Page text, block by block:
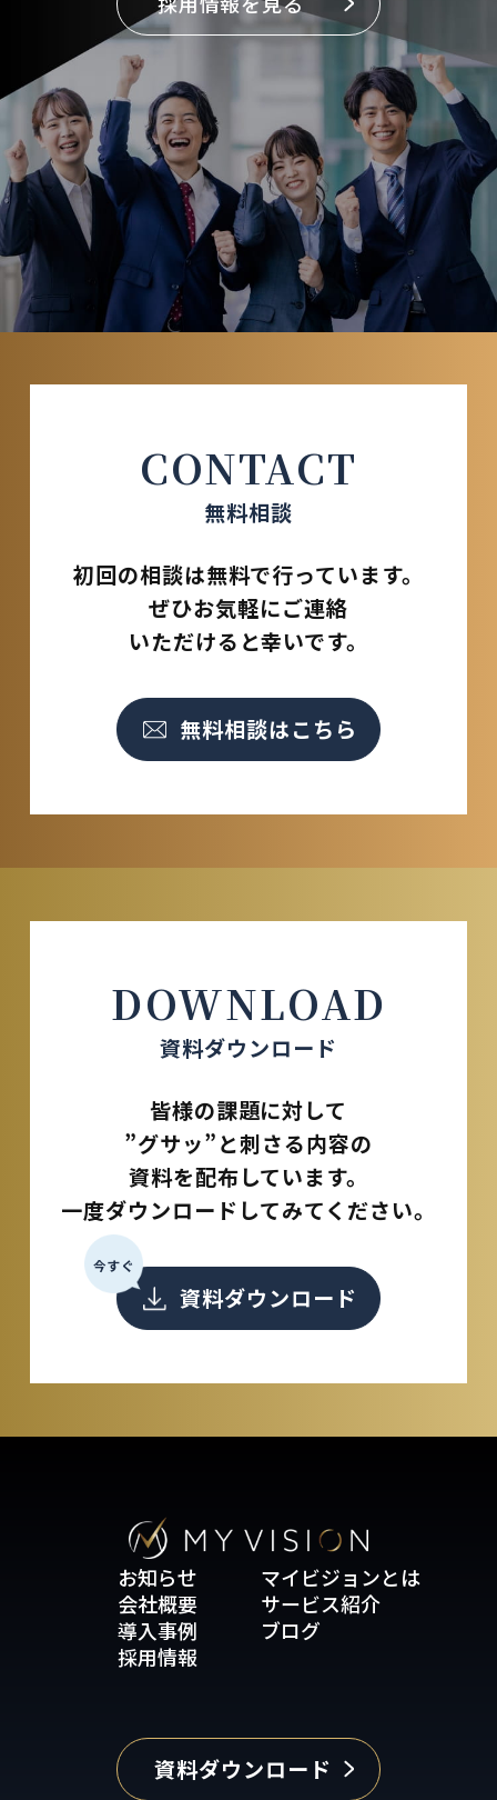
CONTACT
無料相談
初回の相談は無料で行っています。
ぜひお気軽にご連絡
いただけると幸いです。
無料相談はこちら
DOWNLOAD
資料ダウンロード
皆様の課題に対して
”グサッ”と刺さる内容の
資料を配布しています。
一度ダウンロードしてみてください。
今すぐ
資料ダウンロード
お知らせ
マイビジョンとは
会社概要
サービス紹介
導入事例
ブログ
採用情報
資料ダウンロード